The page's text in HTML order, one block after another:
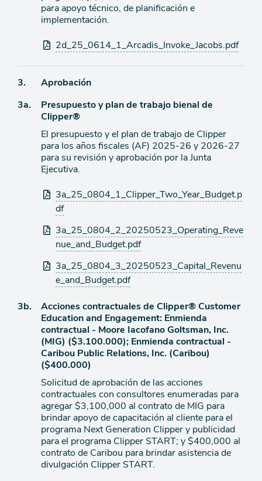
para apoyo técnico, de planificación e
implementación.
Archivos
adjuntos
2d_25_0614_1_Arcadis_Invoke_Jacobs.pdf
Ítem
de
agenda
3.
Aprobación
Ítem
agenda
3a.
Presupuesto y plan de trabajo bienal de
Clipper®
El presupuesto y el plan de trabajo de Clipper
para los años fiscales (AF) 2025-26 y 2026-27
para su revisión y aprobación por la Junta
Ejecutiva.
Archivos
adjuntos
3a_25_0804_1_Clipper_Two_Year_Budget.p
df
3a_25_0804_2_20250523_Operating_Reve
nue_and_Budget.pdf
3a_25_0804_3_20250523_Capital_Revenu
e_and_Budget.pdf
Ítem
agenda
3b.
Acciones contractuales de Clipper® Customer
Education and Engagement: Enmienda
contractual - Moore Iacofano Goltsman, Inc.
(MIG) ($3.100.000); Enmienda contractual -
Caribou Public Relations, Inc. (Caribou)
($400.000)
Solicitud de aprobación de las acciones
contractuales con consultores enumeradas para
agregar $3,100,000 al contrato de MIG para
brindar apoyo de capacitación al cliente para el
programa Next Generation Clipper y publicidad
para el programa Clipper START; y $400,000 al
contrato de Caribou para brindar asistencia de
divulgación Clipper START.